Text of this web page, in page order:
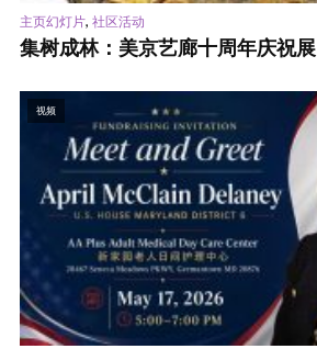
主页幻灯片, 社区活动
集树成林：美京艺廊十周年庆祝展
视频